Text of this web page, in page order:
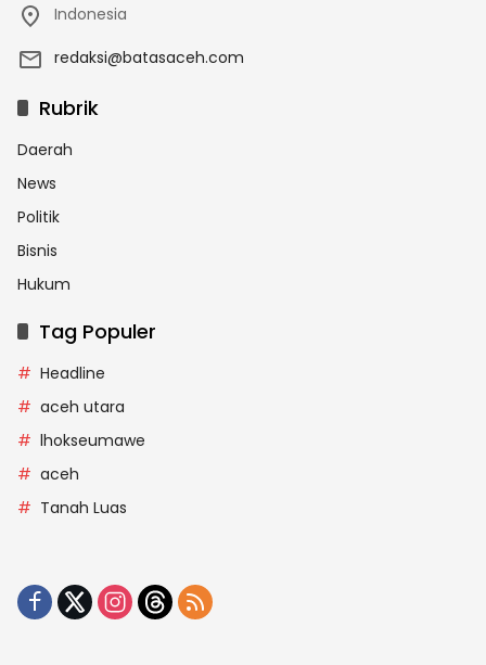
Indonesia
redaksi@batasaceh.com
Rubrik
Daerah
News
Politik
Bisnis
Hukum
Tag Populer
Headline
aceh utara
lhokseumawe
aceh
Tanah Luas